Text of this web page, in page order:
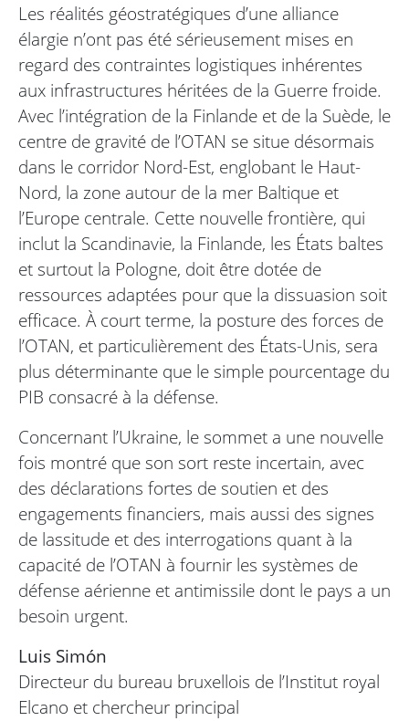
Les réalités géostratégiques d’une alliance
élargie n’ont pas été sérieusement mises en
regard des contraintes logistiques inhérentes
aux infrastructures héritées de la Guerre froide.
Avec l’intégration de la Finlande et de la Suède, le
centre de gravité de l’OTAN se situe désormais
dans le corridor Nord-Est, englobant le Haut-
Nord, la zone autour de la mer Baltique et
l’Europe centrale. Cette nouvelle frontière, qui
inclut la Scandinavie, la Finlande, les États baltes
et surtout la Pologne, doit être dotée de
ressources adaptées pour que la dissuasion soit
efficace. À court terme, la posture des forces de
l’OTAN, et particulièrement des États-Unis, sera
plus déterminante que le simple pourcentage du
PIB consacré à la défense.
Concernant l’Ukraine, le sommet a une nouvelle
fois montré que son sort reste incertain, avec
des déclarations fortes de soutien et des
engagements financiers, mais aussi des signes
de lassitude et des interrogations quant à la
capacité de l’OTAN à fournir les systèmes de
défense aérienne et antimissile dont le pays a un
besoin urgent.
Luis Simón
Directeur du bureau bruxellois de l’Institut royal
Elcano et chercheur principal